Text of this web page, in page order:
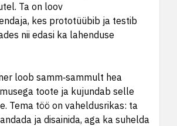
Ta on loov
kes prototüübib ja testib
nii edasi ka lahenduse
loob samm‑sammult hea
toote ja kujundab selle
Tema töö on vaheldusrikas: ta
ja disainida, aga ka suhelda